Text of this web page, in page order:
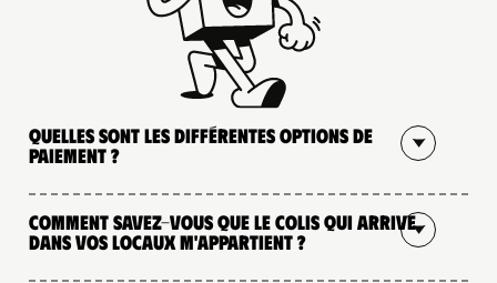
Quelles sont les différentes options de
paiement ?
Comment savez-vous que le colis qui arrive
dans vos locaux m'appartient ?